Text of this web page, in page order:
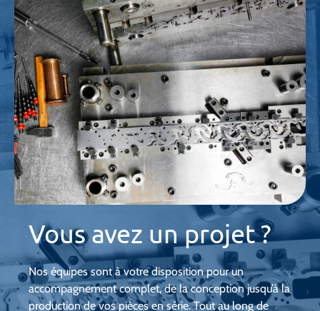
Vous avez un projet ?
Nos équipes sont à votre disposition pour un
accompagnement complet, de la conception jusqu’à la
production de vos pièces en série. Tout au long de